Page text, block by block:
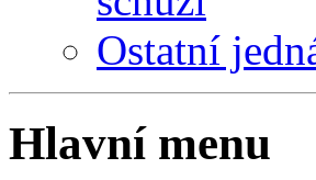
Ostatní
Hlavní menu